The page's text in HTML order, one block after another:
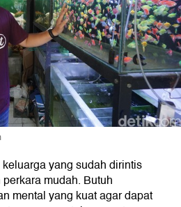
yang sudah dirintis
mudah. Butuh
mental yang kuat agar dapat